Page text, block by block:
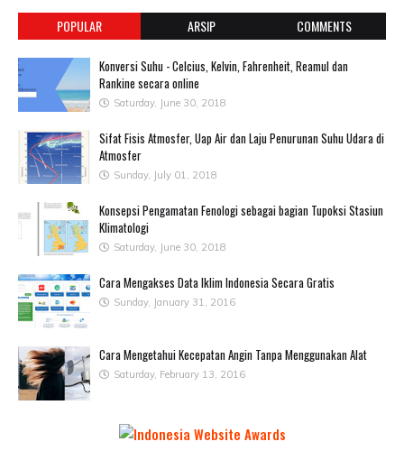
POPULAR ARSIP COMMENTS
Konversi Suhu - Celcius, Kelvin, Fahrenheit, Reamul dan
Rankine secara online
Saturday, June 30, 2018
Sifat Fisis Atmosfer, Uap Air dan Laju Penurunan Suhu Udara di
Atmosfer
Sunday, July 01, 2018
Konsepsi Pengamatan Fenologi sebagai bagian Tupoksi Stasiun
Klimatologi
Saturday, June 30, 2018
Cara Mengakses Data Iklim Indonesia Secara Gratis
Sunday, January 31, 2016
Cara Mengetahui Kecepatan Angin Tanpa Menggunakan Alat
Saturday, February 13, 2016